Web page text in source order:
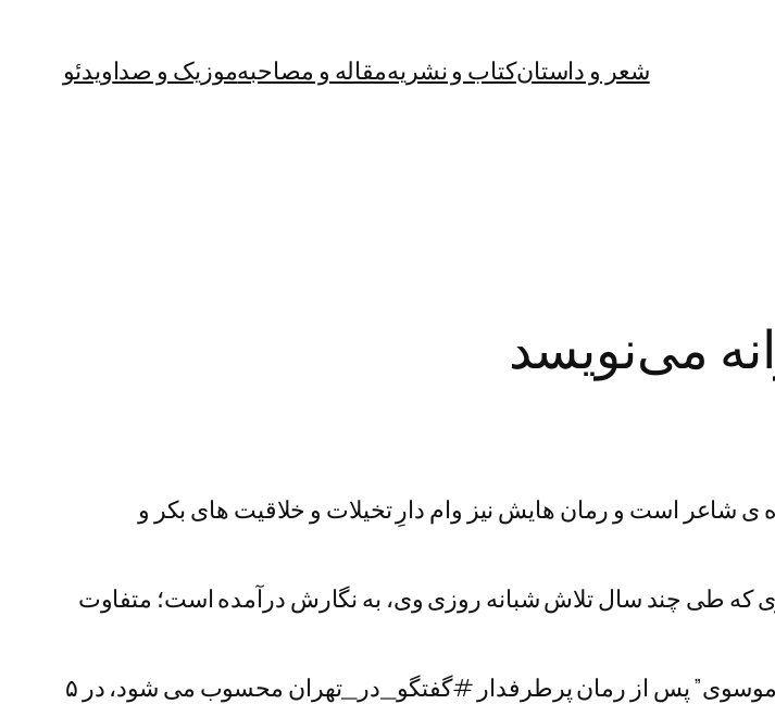
شعر و داستانکتاب‌ و نشریهمقاله و مصاحبهموزیک و صداویدئو
می‌نویسد
شاعر است و رمان هایش نیز وام دارِ تخیلات و خلاقیت های بکر و
طی چند سال تلاش شبانه روزی وی، به نگارش درآمده است؛ متفاوت
این رمان عاشقانه، فلسفی و اجتماعی که دومین رمان “سید مهدی موسوی” پس از رمان پرطرفدار #گفتگو_در_تهران محسوب می شود، در ۵